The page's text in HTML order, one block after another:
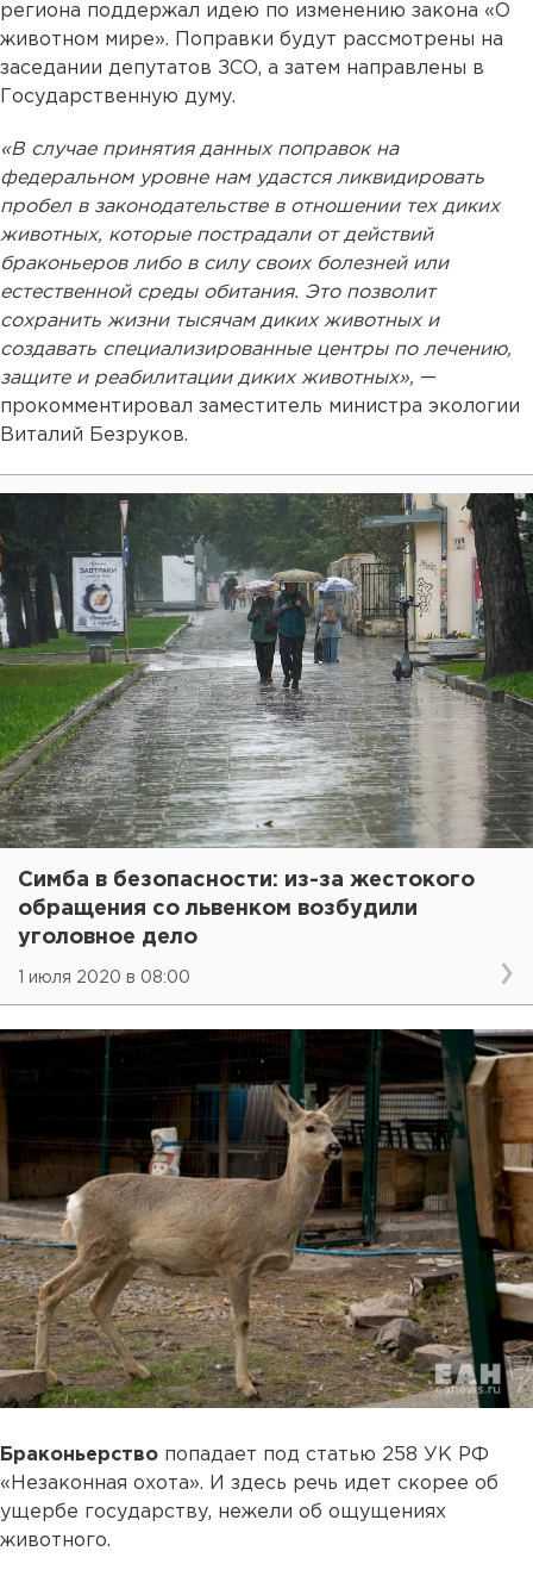
региона поддержал идею по изменению закона «О
животном мире». Поправки будут рассмотрены на
заседании депутатов ЗСО, а затем направлены в
Государственную думу.
«В случае принятия данных поправок на
федеральном уровне нам удастся ликвидировать
пробел в законодательстве в отношении тех диких
животных, которые пострадали от действий
браконьеров либо в силу своих болезней или
естественной среды обитания. Это позволит
сохранить жизни тысячам диких животных и
создавать специализированные центры по лечению,
защите и реабилитации диких животных», —
прокомментировал заместитель министра экологии
Виталий Безруков.
Симба в безопасности: из-за жестокого
обращения со львенком возбудили
уголовное дело
1 июля 2020 в 08:00
Браконьерство попадает под статью 258 УК РФ
«Незаконная охота». И здесь речь идет скорее об
ущербе государству, нежели об ощущениях
животного.